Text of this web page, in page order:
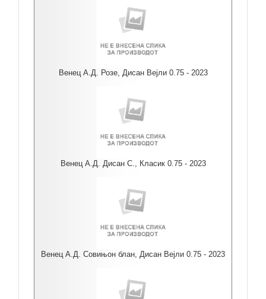
Венец А.Д. Розе, Дисан Вејли 0.75 - 2023
Венец А.Д. Дисан С., Класик 0.75 - 2023
Венец А.Д. Совињон блан, Дисан Вејли 0.75 - 2023